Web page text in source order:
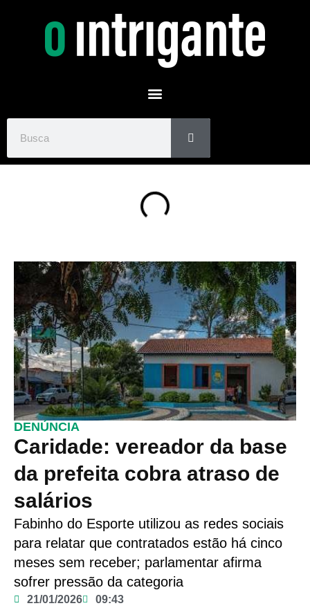
DENÚNCIA
Caridade: vereador da base
da prefeita cobra atraso de
salários
Fabinho do Esporte utilizou as redes sociais
para relatar que contratados estão há cinco
meses sem receber; parlamentar afirma
sofrer pressão da categoria
21/01/2026 09:43